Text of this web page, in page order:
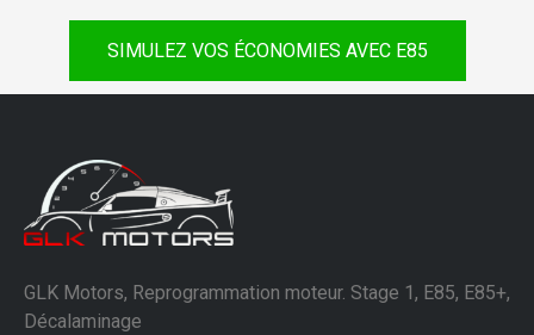
SIMULEZ VOS ÉCONOMIES AVEC E85
GLK Motors, Reprogrammation moteur. Stage 1, E85, E85+,
Décalaminage